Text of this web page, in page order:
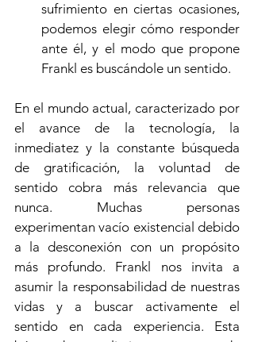
sufrimiento en ciertas ocasiones,
podemos elegir cómo responder
ante él, y el modo que propone
Frankl es buscándole un sentido.
En el mundo actual, caracterizado por
el avance de la tecnología, la
inmediatez y la constante búsqueda
de gratificación, la voluntad de
sentido cobra más relevancia que
nunca. Muchas personas
experimentan vacío existencial debido
a la desconexión con un propósito
más profundo. Frankl nos invita a
asumir la responsabilidad de nuestras
vidas y a buscar activamente el
sentido en cada experiencia. Esta